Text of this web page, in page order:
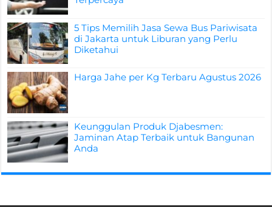
5 Tips Memilih Jasa Sewa Bus Pariwisata
di Jakarta untuk Liburan yang Perlu
Diketahui
Harga Jahe per Kg Terbaru Agustus 2026
Keunggulan Produk Djabesmen:
Jaminan Atap Terbaik untuk Bangunan
Anda